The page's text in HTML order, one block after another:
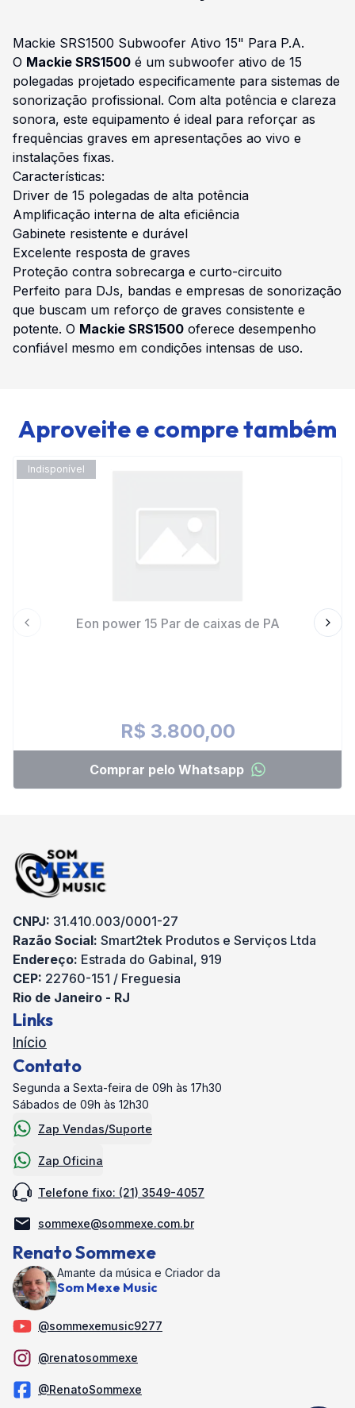
Mackie SRS1500 Subwoofer Ativo 15" Para P.A.
O Mackie SRS1500 é um subwoofer ativo de 15
polegadas projetado especificamente para sistemas de
sonorização profissional. Com alta potência e clareza
sonora, este equipamento é ideal para reforçar as
frequências graves em apresentações ao vivo e
instalações fixas.
Características:
Driver de 15 polegadas de alta potência
Amplificação interna de alta eficiência
Gabinete resistente e durável
Excelente resposta de graves
Proteção contra sobrecarga e curto-circuito
Perfeito para DJs, bandas e empresas de sonorização
que buscam um reforço de graves consistente e
potente. O Mackie SRS1500 oferece desempenho
confiável mesmo em condições intensas de uso.
Aproveite e compre também
Indisponível
Eon power 15 Par de caixas de PA
R$ 3.800,00
Comprar pelo Whatsapp
Previous slide
CNPJ: 31.410.003/0001-27
Razão Social: Smart2tek Produtos e Serviços Ltda
Endereço: Estrada do Gabinal, 919
CEP: 22760-151 / Freguesia
Rio de Janeiro - RJ
Links
Início
Contato
Segunda a Sexta-feira de 09h às 17h30
Sábados de 09h às 12h30
Zap Vendas/Suporte
Zap Oficina
Telefone fixo: (21) 3549-4057
sommexe@sommexe.com.br
Renato Sommexe
Amante da música e Criador da
Som Mexe Music
@sommexemusic9277
@renatosommexe
@RenatoSommexe